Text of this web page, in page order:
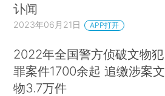
讣闻
2023年06月21日 APP打开
2022年全国警方侦破文物犯
罪案件1700余起 追缴涉案文
物3.7万件